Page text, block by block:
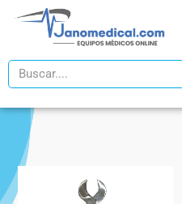
Search